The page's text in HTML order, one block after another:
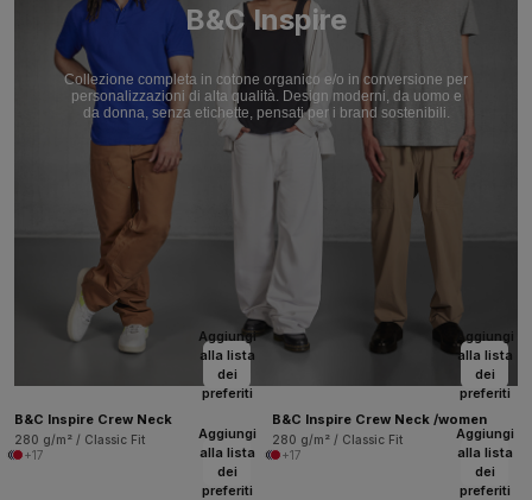
B&C Inspire
Collezione completa in cotone organico e/o in conversione per
personalizzazioni di alta qualità. Design moderni, da uomo e
da donna, senza etichette, pensati per i brand sostenibili.
Aggiungi
alla lista
dei
preferiti
B&C Inspire Crew Neck
280 g/m² / Classic Fit
+17
Aggiungi
alla lista
dei
preferiti
B&C Inspire Crew Neck /women
280 g/m² / Classic Fit
+17
Aggiungi
alla lista
dei
preferiti
Aggiungi
alla lista
dei
preferiti